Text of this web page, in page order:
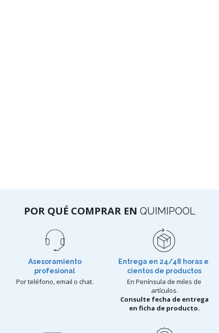
POR QUÉ COMPRAR EN QUIMIPOOL
Asesoramiento
profesional
Por teléfono, email o chat.
Entrega en 24/48 horas e
cientos de productos
En Península de miles de
artículos.
Consulte fecha de entrega
en ficha de producto.